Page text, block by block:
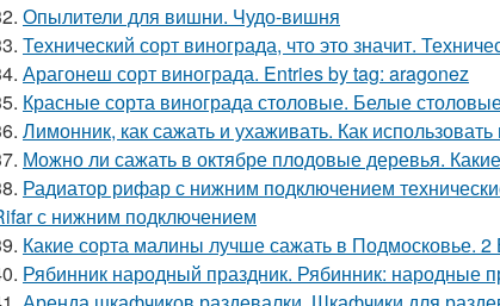
Опылители для вишни. Чудо-вишня
Технический сорт винограда, что это значит.
Арагонеш сорт винограда. Entries by tag: aragonez
Красные сорта винограда столовые. Белые
Лимонник, как сажать и ухаживать. Как
Можно ли сажать в октябре плодовые деревья.
Радиатор рифар с нижним подключением
с нижним подключением
Какие сорта малины лучше сажать в Подмосковье.
Рябинник народный праздник. Рябинник: народные